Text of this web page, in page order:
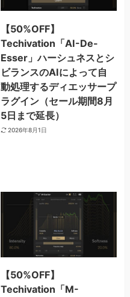
【50%OFF】
Techivation「AI-De-
Esser」ハーシュネスとシ
ビランスのAIによって自
動処理するディエッサープ
ラグイン（セール期間8月
5日まで延長）
2026年8月1日
【50%OFF】
Techivation「M-